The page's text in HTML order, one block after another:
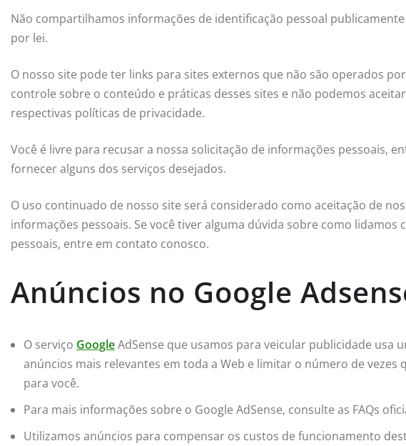
Não compartilhamos informações de identificação pessoal
por lei.
O nosso site pode ter links para sites externos que não são operados
controle sobre o conteúdo e práticas desses sites e não podemos
respectivas políticas de privacidade.
Você é livre para recusar a nossa solicitação de informações pessoais,
fornecer alguns dos serviços desejados.
O uso continuado de nosso site será considerado como aceitação de
informações pessoais. Se você tiver alguma dúvida sobre como
pessoais, entre em contato conosco.
Anúncios no Google
O serviço GoogleAdSense que usamos para veicular publicidade usa
anúncios mais relevantes em toda a Web e limitar o número de
para você.
Para mais informações sobre o Google AdSense, consulte as FAQs
Utilizamos anúncios para compensar os custos de funcionamento